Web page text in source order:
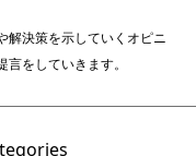
解決策を示していくオピニ
をしていきます。